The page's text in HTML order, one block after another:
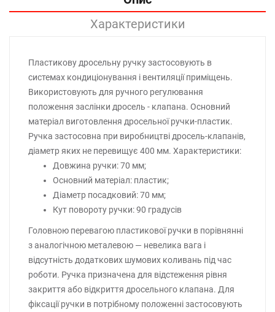
Характеристики
Пластикову дросельну ручку застосовують в
системах кондиціонування і вентиляції приміщень.
Використовують для ручного регулювання
положення заслінки дросель - клапана. Основний
матеріал виготовлення дросельної ручки-пластик.
Ручка застосовна при виробництві дросель-клапанів,
діаметр яких не перевищує 400 мм. Характеристики:
Довжина ручки: 70 мм;
Основний матеріал: пластик;
Діаметр посадковий: 70 мм;
Кут повороту ручки: 90 градусів
Головною перевагою пластикової ручки в порівнянні
з аналогічною металевою — невелика вага і
відсутність додаткових шумових коливань під час
роботи. Ручка призначена для відстеження рівня
закриття або відкриття дросельного клапана. Для
фіксації ручки в потрібному положенні застосовують